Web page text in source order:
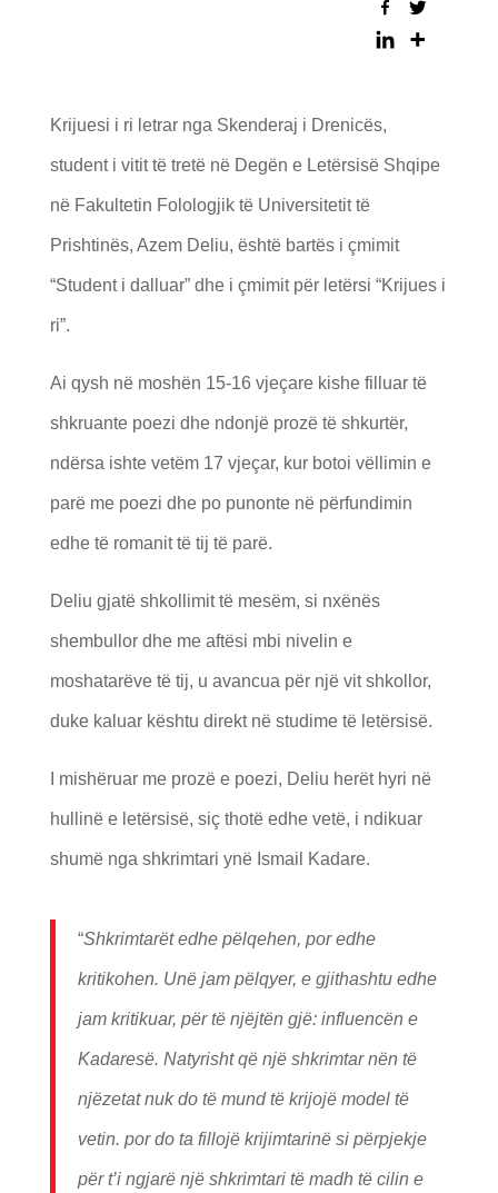
Krijuesi i ri letrar nga Skenderaj i Drenicës,
student i vitit të tretë në Degën e Letërsisë Shqipe
në Fakultetin Folologjik të Universitetit të
Prishtinës, Azem Deliu, është bartës i çmimit
“Student i dalluar” dhe i çmimit për letërsi “Krijues i
ri”.
Ai qysh në moshën 15-16 vjeçare kishe filluar të
shkruante poezi dhe ndonjë prozë të shkurtër,
ndërsa ishte vetëm 17 vjeçar, kur botoi vëllimin e
parë me poezi dhe po punonte në përfundimin
edhe të romanit të tij të parë.
Deliu gjatë shkollimit të mesëm, si nxënës
shembullor dhe me aftësi mbi nivelin e
moshatarëve të tij, u avancua për një vit shkollor,
duke kaluar kështu direkt në studime të letërsisë.
I mishëruar me prozë e poezi, Deliu herët hyri në
hullinë e letërsisë, siç thotë edhe vetë, i ndikuar
shumë nga shkrimtari ynë Ismail Kadare.
“Shkrimtarët edhe pëlqehen, por edhe
kritikohen. Unë jam pëlqyer, e gjithashtu edhe
jam kritikuar, për të njëjtën gjë: influencën e
Kadaresë. Natyrisht që një shkrimtar nën të
njëzetat nuk do të mund të krijojë model të
vetin. por do ta fillojë krijimtarinë si përpjekje
për t’i ngjarë një shkrimtari të madh të cilin e